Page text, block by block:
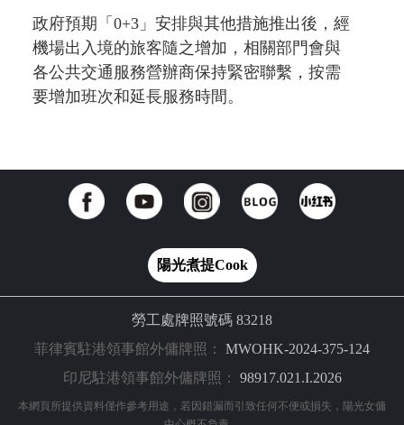
政府預期「0+3」安排與其他措施推出後，經
機場出入境的旅客隨之增加，相關部門會與
各公共交通服務營辦商保持緊密聯繫，按需
要增加班次和延長服務時間。
陽光煮提Cook
勞工處牌照號碼 83218
菲律賓駐港領事館外傭牌照： MWOHK-2024-375-124
印尼駐港領事館外傭牌照： 98917.021.I.2026
本網頁所提供資料僅作參考用途，若因錯漏而引致任何不便或損失，陽光女傭